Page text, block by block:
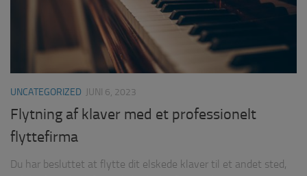
UNCATEGORIZED JUNI 6, 2023
Flytning af klaver med et professionelt
flyttefirma
Du har besluttet at flytte dit elskede klaver til et andet sted,